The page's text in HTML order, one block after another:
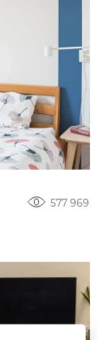
577 969